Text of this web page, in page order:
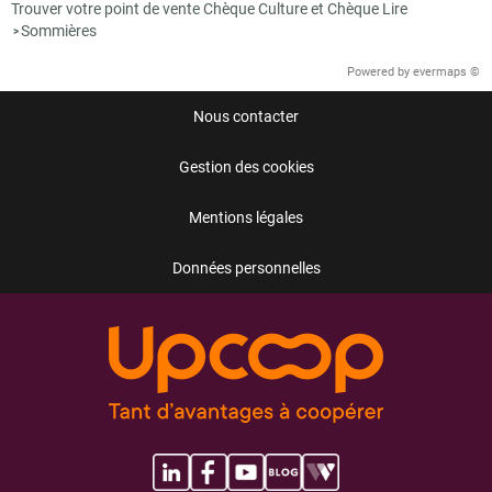
Trouver votre point de vente Chèque Culture et Chèque Lire
>Sommières
Powered by evermaps ©
Nous contacter
Gestion des cookies
Mentions légales
Données personnelles